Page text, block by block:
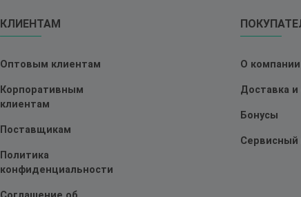
КЛИЕНТАМ
Оптовым клиентам
Корпоративным
клиентам
Поставщикам
Политика
конфиденциальности
О компании
Доставка и
Бонусы
Сервисный